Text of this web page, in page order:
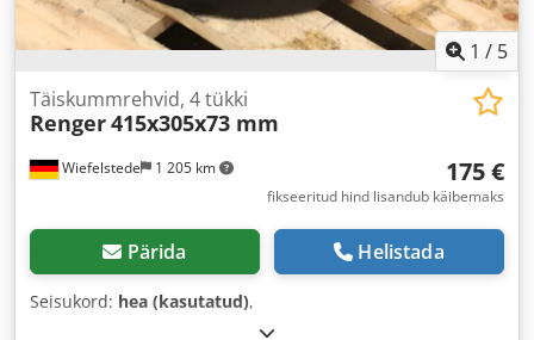
1 / 5
Wiefelstede 1 205 km
Täiskummrehvid, 4 tükki
Renger415x305x73 mm
175 €
fikseeritud hind lisandub käibemaks
Pärida Helistada
Seisukord: hea (kasutatud),